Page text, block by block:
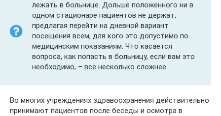
лежать в больнице. Дольше положенного ни в
одном стационаре пациентов не держат,
предлагая перейти на дневной вариант
посещения всем, для кого это допустимо по
медицинским показаниям. Что касается
вопроса, как попасть в больницу, если вам это
необходимо, – все несколько сложнее.
Во многих учреждениях здравоохранения действительно
принимают пациентов после беседы и осмотра в